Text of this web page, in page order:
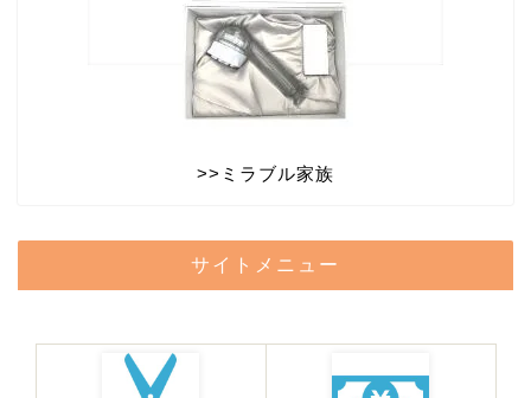
>> ミラブル家族
サイトメニュー